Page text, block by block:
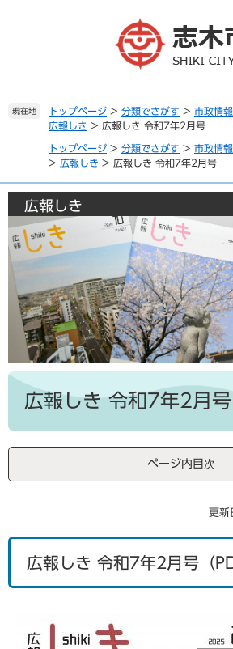
へ
現在地 トップページ > 分類でさがす > 市政情報
広報しき > 広報しき 令和7年2月号
トップページ > 分類でさがす > 市政情報
> 広報しき > 広報しき 令和7年2月号
広報しき
本
広報しき 令和7年2月号
ページ内目次
更
広報しき 令和7年2月号（